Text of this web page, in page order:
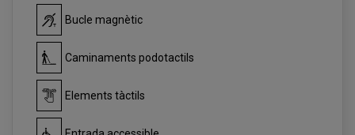
Bucle magnètic
Caminaments podotactils
Elements tàctils